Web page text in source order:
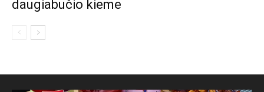
daugiabučio kieme